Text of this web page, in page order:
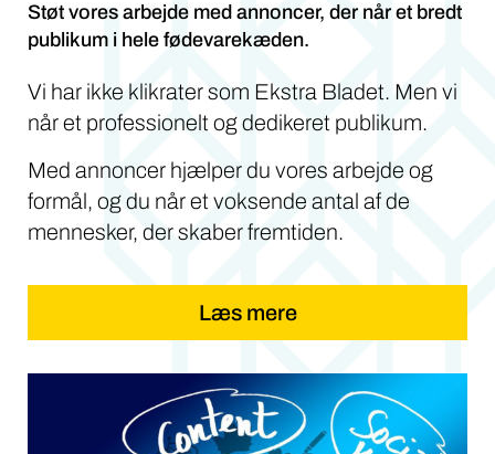
Støt vores arbejde med annoncer, der når et bredt
publikum i hele fødevarekæden.
Vi har ikke klikrater som Ekstra Bladet. Men vi
når et professionelt og dedikeret publikum.
Med annoncer hjælper du vores arbejde og
formål, og du når et voksende antal af de
mennesker, der skaber fremtiden.
Læs mere